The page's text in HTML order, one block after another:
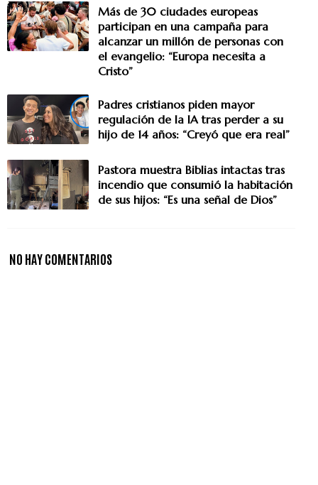
Más de 30 ciudades europeas
participan en una campaña para
alcanzar un millón de personas con
el evangelio: “Europa necesita a
Cristo”
Padres cristianos piden mayor
regulación de la IA tras perder a su
hijo de 14 años: “Creyó que era real”
Pastora muestra Biblias intactas tras
incendio que consumió la habitación
de sus hijos: “Es una señal de Dios”
NO HAY COMENTARIOS